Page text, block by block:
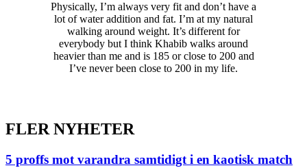
Physically, I’m always very fit and don’t have a
lot of water addition and fat. I’m at my natural
walking around weight. It’s different for
everybody but I think Khabib walks around
heavier than me and is 185 or close to 200 and
I’ve never been close to 200 in my life.
FLER NYHETER
5 proffs mot varandra samtidigt i en kaotisk match